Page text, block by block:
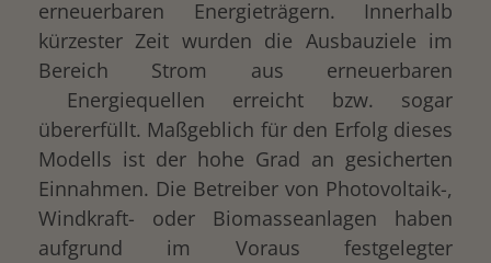
erneuerbaren Energieträgern. Innerhalb
kürzester Zeit wurden die Ausbauziele im
Bereich Strom aus erneuerbaren
Energiequellen erreicht bzw. sogar
übererfüllt. Maßgeblich für den Erfolg dieses
Modells ist der hohe Grad an gesicherten
Einnahmen. Die Betreiber von Photovoltaik-,
Windkraft- oder Biomasseanlagen haben
aufgrund im Voraus festgelegter